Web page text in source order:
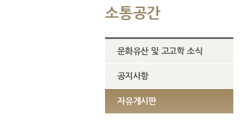
소통공간
문화유산 및 고고학 소식
공지사항
자유게시판